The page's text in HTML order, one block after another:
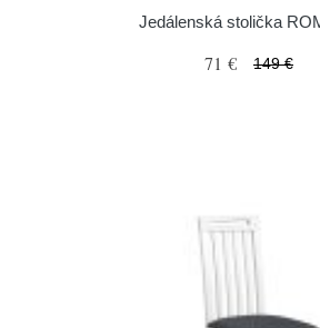
Jedálenská stolička
71 € 149 €